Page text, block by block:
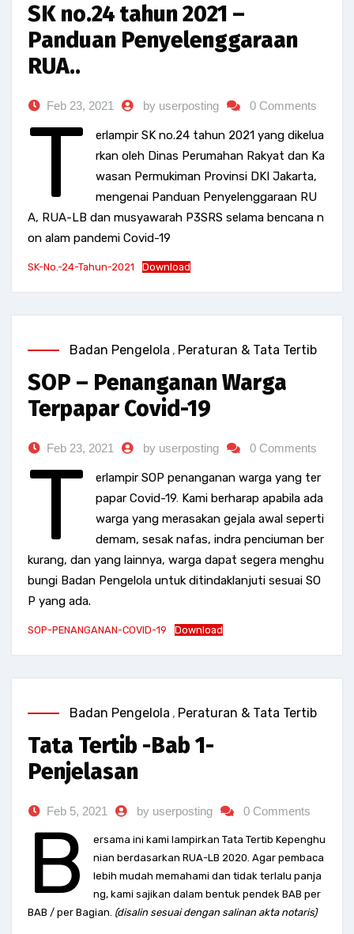
SK no.24 tahun 2021 –
Panduan Penyelenggaraan
RUA..
Feb 23, 2021 by userposting 0 Comments
T
erlampir SK no.24 tahun 2021 yang dikelua
rkan oleh Dinas Perumahan Rakyat dan Ka
wasan Permukiman Provinsi DKI Jakarta,
mengenai Panduan Penyelenggaraan RU
A, RUA-LB dan musyawarah P3SRS selama bencana n
on alam pandemi Covid-19
SK-No.-24-Tahun-2021 Download
Badan Pengelola , Peraturan & Tata Tertib
SOP – Penanganan Warga
Terpapar Covid-19
Feb 23, 2021 by userposting 0 Comments
T
erlampir SOP penanganan warga yang ter
papar Covid-19. Kami berharap apabila ada
warga yang merasakan gejala awal seperti
demam, sesak nafas, indra penciuman ber
kurang, dan yang lainnya, warga dapat segera menghu
bungi Badan Pengelola untuk ditindaklanjuti sesuai SO
P yang ada.
SOP-PENANGANAN-COVID-19 Download
Badan Pengelola , Peraturan & Tata Tertib
Tata Tertib -Bab 1-
Penjelasan
Feb 5, 2021 by userposting 0 Comments
B
ersama ini kami lampirkan Tata Tertib Kepenghu
nian berdasarkan RUA-LB 2020. Agar pembaca
lebih mudah memahami dan tidak terlalu panja
ng, kami sajikan dalam bentuk pendek BAB per
BAB / per Bagian. (disalin sesuai dengan salinan akta notaris)